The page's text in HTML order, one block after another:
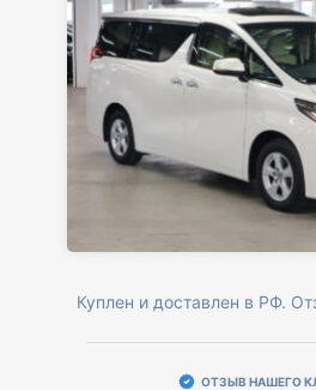
Куплен и доставлен в РФ.
ОТЗЫВ НАШЕГО